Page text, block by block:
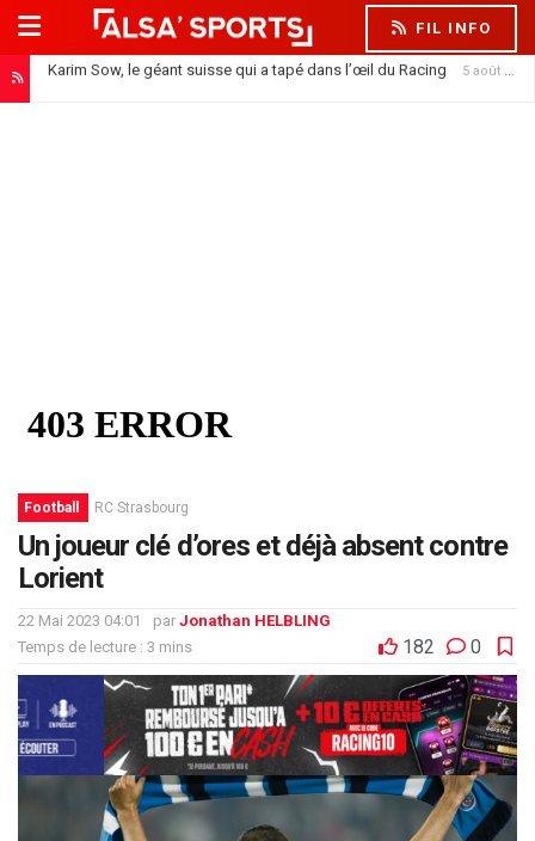
FIL INFO
Karim Sow, le géant suisse qui a tapé dans l’œil du Racing 5 août 2026
Football RC Strasbourg
Un joueur clé d’ores et déjà absent contre
Lorient
22 Mai 2023 04:01 par Jonathan HELBLING
Temps de lecture : 3 mins
182 0